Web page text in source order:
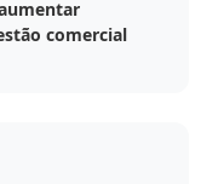
comercial